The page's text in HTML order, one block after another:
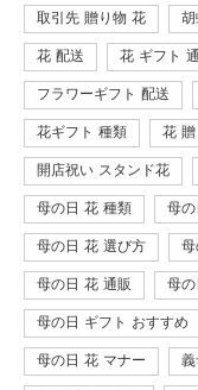
取引先 贈り物 花 胡
花 配送 花 ギフト
フラワーギフト 配送
花ギフト 種類 花 贈
開店祝い スタンド花
母の日 花 種類 母
母の日 花 選び方 母
母の日 花 通販 母
母の日 ギフト おすすめ
母の日 花 マナー 義